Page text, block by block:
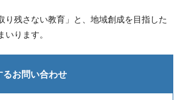
り残さない教育」と、地域創成を目指した
いります。
るお問い合わせ